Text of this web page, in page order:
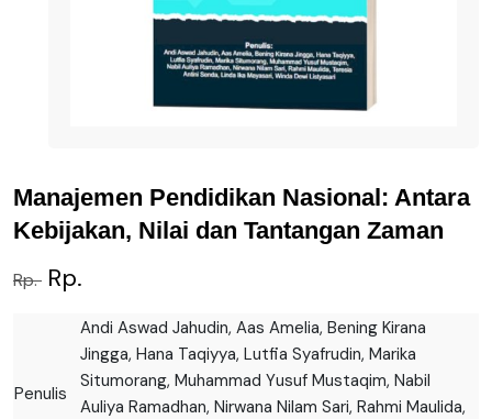
Manajemen Pendidikan Nasional: Antara
Kebijakan, Nilai dan Tantangan Zaman
Rp. Rp.
Penulis
Andi Aswad Jahudin, Aas Amelia, Bening Kirana
Jingga, Hana Taqiyya, Lutfia Syafrudin, Marika
Situmorang, Muhammad Yusuf Mustaqim, Nabil
Auliya Ramadhan, Nirwana Nilam Sari, Rahmi Maulida,